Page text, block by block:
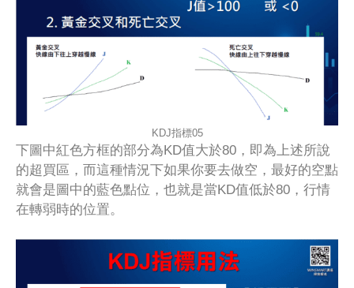
KDJ指標05
下圖中紅色方框的部分為KD值大於80，即為上述所說
的超買區，而這種情況下如果你要去做空，最好的空點
就會是圖中的藍色點位，也就是當KD值低於80，行情
在轉弱時的位置。